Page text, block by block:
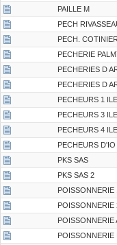
PAILLE M
PECH
PECH.
PECHERIE
PECHERIES D
PECHERIES D
PECHEURS 1
PECHEURS 3
PECHEURS 4
PECHEURS
PKS SAS
PKS SAS 2
POISSONNERIE
POISSONNERIE
POISSONNERIE
POISSONNERIE